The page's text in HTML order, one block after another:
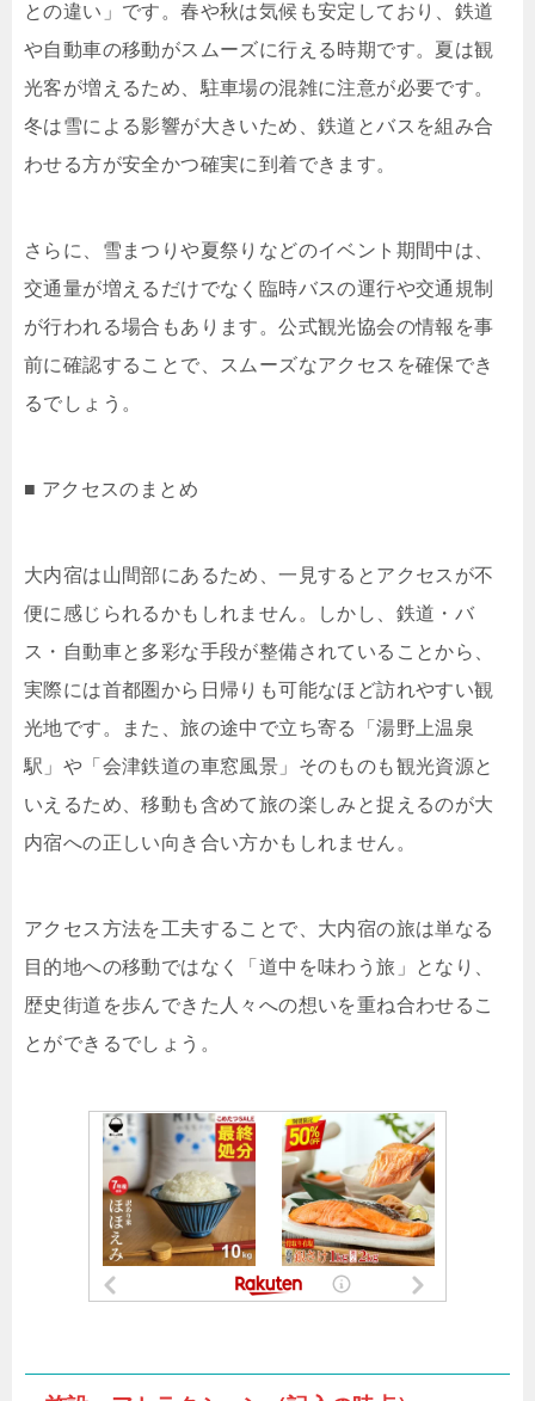
との違い」です。春や秋は気候も安定しており、鉄道
や自動車の移動がスムーズに行える時期です。夏は観
光客が増えるため、駐車場の混雑に注意が必要です。
冬は雪による影響が大きいため、鉄道とバスを組み合
わせる方が安全かつ確実に到着できます。
さらに、雪まつりや夏祭りなどのイベント期間中は、
交通量が増えるだけでなく臨時バスの運行や交通規制
が行われる場合もあります。公式観光協会の情報を事
前に確認することで、スムーズなアクセスを確保でき
るでしょう。
■ アクセスのまとめ
大内宿は山間部にあるため、一見するとアクセスが不
便に感じられるかもしれません。しかし、鉄道・バ
ス・自動車と多彩な手段が整備されていることから、
実際には首都圏から日帰りも可能なほど訪れやすい観
光地です。また、旅の途中で立ち寄る「湯野上温泉
駅」や「会津鉄道の車窓風景」そのものも観光資源と
いえるため、移動も含めて旅の楽しみと捉えるのが大
内宿への正しい向き合い方かもしれません。
アクセス方法を工夫することで、大内宿の旅は単なる
目的地への移動ではなく「道中を味わう旅」となり、
歴史街道を歩んできた人々への想いを重ね合わせるこ
とができるでしょう。